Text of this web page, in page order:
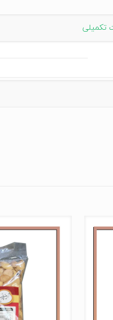
تکمیلی